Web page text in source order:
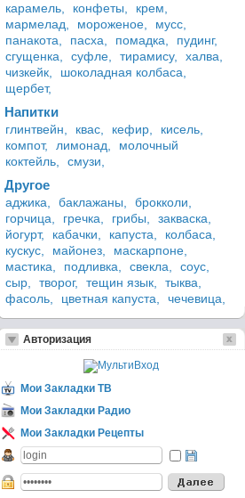
карамель,
конфеты,
крем,
мармелад,
мороженое,
мусс,
панакота,
пасха, помадка,
пудинг,
сгущенка,
суфле, тирамису,
халва,
чизкейк,
шоколадная колбаса,
щербет,
Напитки
глинтвейн, квас, кефир,
кисель,
компот,
лимонад,
молочный
коктейль,
смузи,
Другое
аджика, баклажаны,
брокколи,
горчица,
гречка, грибы,
закваска,
йогурт,
кабачки, капуста,
колбаса,
кускус,
майонез,
маскарпоне,
мастика,
подливка, свекла,
соус,
сыр,
творог, тещин язык,
тыква,
фасоль,
цветная капуста, чечевица,
Авторизация
Мои Закладки ТВ
Мои Закладки Радио
Мои Закладки Рецепты